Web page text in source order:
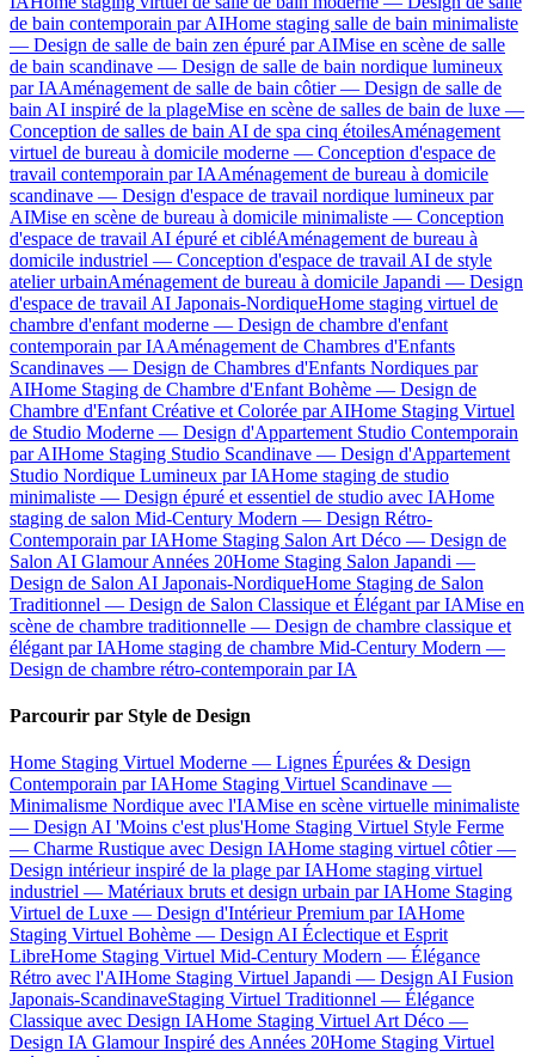
de bain contemporain par AIHome staging salle de bain minimaliste
— Design de salle de bain zen épuré par AIMise en scène de salle
de bain scandinave — Design de salle de bain nordique lumineux
par IAAménagement de salle de bain côtier — Design de salle de
bain AI inspiré de la plageMise en scène de salles de bain de luxe —
Conception de salles de bain AI de spa cinq étoilesAménagement
virtuel de bureau à domicile moderne — Conception d'espace de
travail contemporain par IAAménagement de bureau à domicile
scandinave — Design d'espace de travail nordique lumineux par
AIMise en scène de bureau à domicile minimaliste — Conception
d'espace de travail AI épuré et cibléAménagement de bureau à
domicile industriel — Conception d'espace de travail AI de style
atelier urbainAménagement de bureau à domicile Japandi — Design
d'espace de travail AI Japonais-NordiqueHome staging virtuel de
chambre d'enfant moderne — Design de chambre d'enfant
contemporain par IAAménagement de Chambres d'Enfants
Scandinaves — Design de Chambres d'Enfants Nordiques par
AIHome Staging de Chambre d'Enfant Bohème — Design de
Chambre d'Enfant Créative et Colorée par AIHome Staging Virtuel
de Studio Moderne — Design d'Appartement Studio Contemporain
par AIHome Staging Studio Scandinave — Design d'Appartement
Studio Nordique Lumineux par IAHome staging de studio
minimaliste — Design épuré et essentiel de studio avec IAHome
staging de salon Mid-Century Modern — Design Rétro-
Contemporain par IAHome Staging Salon Art Déco — Design de
Salon AI Glamour Années 20Home Staging Salon Japandi —
Design de Salon AI Japonais-NordiqueHome Staging de Salon
Traditionnel — Design de Salon Classique et Élégant par IAMise en
scène de chambre traditionnelle — Design de chambre classique et
élégant par IAHome staging de chambre Mid-Century Modern —
Design de chambre rétro-contemporain par IA
Parcourir par Style de Design
Home Staging Virtuel Moderne — Lignes Épurées & Design
Contemporain par IAHome Staging Virtuel Scandinave —
Minimalisme Nordique avec l'IAMise en scène virtuelle minimaliste
— Design AI 'Moins c'est plus'Home Staging Virtuel Style Ferme
— Charme Rustique avec Design IAHome staging virtuel côtier —
Design intérieur inspiré de la plage par IAHome staging virtuel
industriel — Matériaux bruts et design urbain par IAHome Staging
Virtuel de Luxe — Design d'Intérieur Premium par IAHome
Staging Virtuel Bohème — Design AI Éclectique et Esprit
LibreHome Staging Virtuel Mid-Century Modern — Élégance
Rétro avec l'AIHome Staging Virtuel Japandi — Design AI Fusion
Japonais-ScandinaveStaging Virtuel Traditionnel — Élégance
Classique avec Design IAHome Staging Virtuel Art Déco —
Design IA Glamour Inspiré des Années 20Home Staging Virtuel